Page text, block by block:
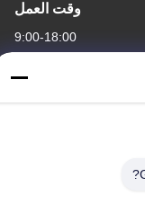
وقت العمل
9:00-18:00
عنواننا